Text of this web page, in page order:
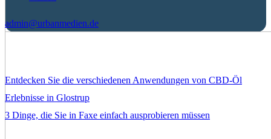
Entdecken Sie die verschiedenen Anwendungen von CBD-Öl
Erlebnisse in Glostrup
3 Dinge, die Sie in Faxe einfach ausprobieren müssen
admin@urbanmedien.de